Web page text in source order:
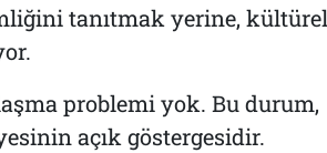
tanıtmak yerine, kültürel
problemi yok. Bu durum,
açık göstergesidir.